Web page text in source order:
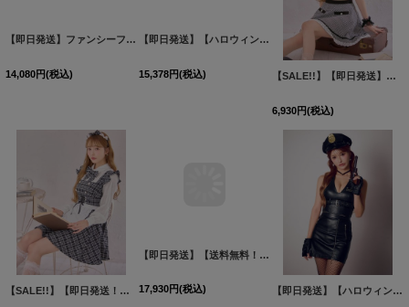
【SALE!!】【即日発送】【ハロウィン】 グレンチェックセットアップバニー 【コスプレ6点セット】【XS-Mサイズ/1カラー】[HC03]
6,930円(税込)
【SALE!!】【即日発送！】【ハロウィン】ブラックチェックメイドワンピース 【コスプレ5点セット】[HC03] 【即日発送】【ハロウィン】レザーアメスリポリスセットアップ【コスプレ6点セット】【XS-Mサイズ/1カラー】[HC03]